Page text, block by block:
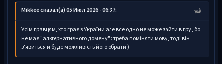
Mikkee сказал(а) 05 Июл 2026 - 06:37:
Усім гравцям, хто грає з України але все одно не може зайти в гру, бо
не має "альтернативного домену" : треба поміняти мову, тоді він
з'явиться и буде можливість його обрати )